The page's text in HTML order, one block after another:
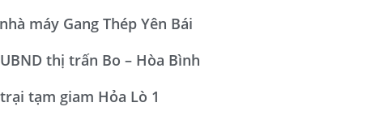
máy Gang Thép Yên Bái
thị trấn Bo – Hòa Bình
tạm giam Hỏa Lò 1